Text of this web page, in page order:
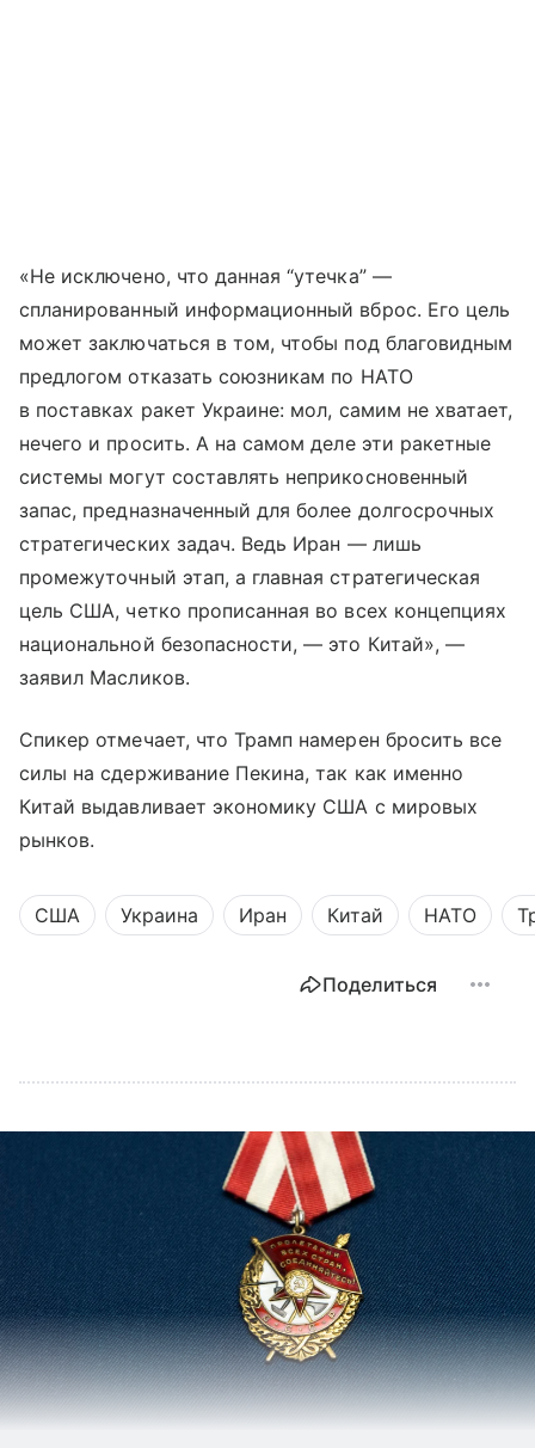
«Не исключено, что данная “утечка” —
спланированный информационный вброс. Его цель
может заключаться в том, чтобы под благовидным
предлогом отказать союзникам по НАТО
в поставках ракет Украине: мол, самим не хватает,
нечего и просить. А на самом деле эти ракетные
системы могут составлять неприкосновенный
запас, предназначенный для более долгосрочных
стратегических задач. Ведь Иран — лишь
промежуточный этап, а главная стратегическая
цель США, четко прописанная во всех концепциях
национальной безопасности, — это Китай», —
заявил Масликов.
Спикер отмечает, что Трамп намерен бросить все
силы на сдерживание Пекина, так как именно
Китай выдавливает экономику США с мировых
рынков.
США Украина Иран Китай НАТО
Поделиться